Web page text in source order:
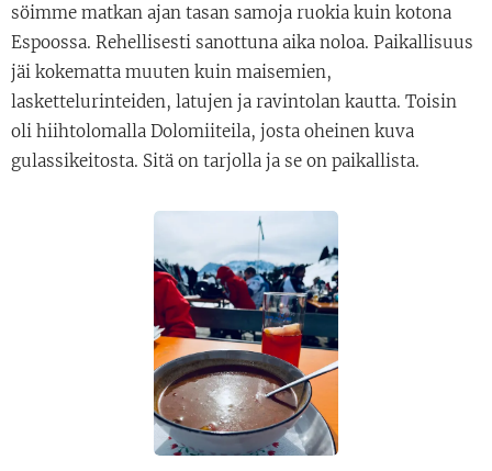
söimme matkan ajan tasan samoja ruokia kuin kotona
Espoossa. Rehellisesti sanottuna aika noloa. Paikallisuus
jäi kokematta muuten kuin maisemien,
laskettelurinteiden, latujen ja ravintolan kautta. Toisin
oli hiihtolomalla Dolomiiteila, josta oheinen kuva
gulassikeitosta. Sitä on tarjolla ja se on paikallista.